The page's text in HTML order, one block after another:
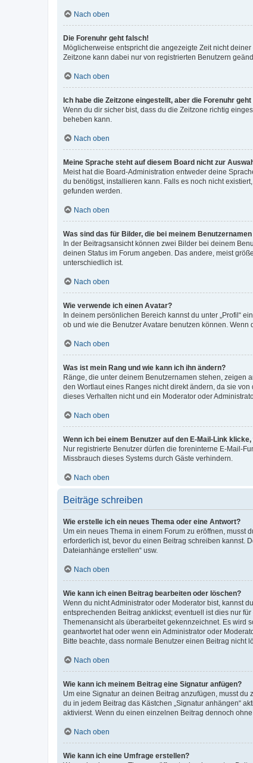
Nach oben
Die Forenuhr geht falsch!
Möglicherweise entspricht die angezeigte Zeit nicht
Zeitzone kann dabei nur von registrierten Benutzern
Nach oben
Ich habe die Zeitzone eingestellt, aber die Forenuhr
Wenn du dir sicher bist, dass du die Zeitzone richtig
beheben kann.
Nach oben
Meine Sprache steht auf diesem Board nicht zur
Meist hat die Board-Administration entweder deine
du benötigst, installieren kann. Falls es noch nicht
gefunden werden.
Nach oben
Was sind das für Bilder, die bei meinem
In der Beitragsansicht können zwei Bilder bei deinem
deinen Status im Forum angeben. Das andere, meist
unterschiedlich ist.
Nach oben
Wie verwende ich einen Avatar?
In deinem persönlichen Bereich kannst du unter „Profil“
ob und wie die Benutzer Avatare benutzen können.
Nach oben
Was ist mein Rang und wie kann ich ihn ändern?
Ränge, die unter deinem Benutzernamen stehen, zeigen
den Wortlaut eines Ranges nicht direkt ändern, da sie
dieses Verhalten nicht und ein Moderator oder
Nach oben
Wenn ich bei einem Benutzer auf den E-Mail-Link
Nur registrierte Benutzer dürfen die foreninterne E-Mail-
Missbrauch dieses Systems durch Gäste verhindern.
Nach oben
Beiträge schreiben
Wie erstelle ich ein neues Thema oder eine Antwort?
Um ein neues Thema in einem Forum zu eröffnen, musst
erforderlich ist, bevor du einen Beitrag schreiben kannst.
Dateianhänge erstellen“ usw.
Nach oben
Wie kann ich einen Beitrag bearbeiten oder löschen?
Wenn du nicht Administrator oder Moderator bist, kannst
entsprechenden Beitrag anklickst; eventuell ist dies nur
Themenansicht als überarbeitet gekennzeichnet. Es wird
geantwortet hat oder wenn ein Administrator oder
Bitte beachte, dass normale Benutzer einen Beitrag nicht
Nach oben
Wie kann ich meinem Beitrag eine Signatur anfügen?
Um eine Signatur an deinen Beitrag anzufügen, musst
du in jedem Beitrag das Kästchen „Signatur anhängen“
aktivierst. Wenn du einen einzelnen Beitrag dennoch
Nach oben
Wie kann ich eine Umfrage erstellen?